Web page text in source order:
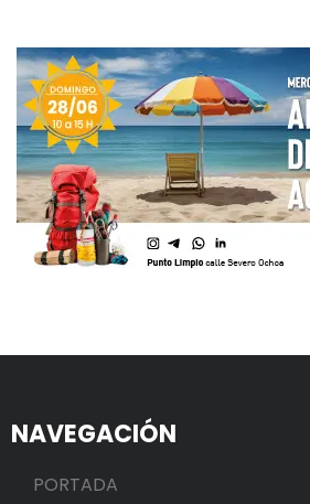
NAVEGACIÓN
PORTADA